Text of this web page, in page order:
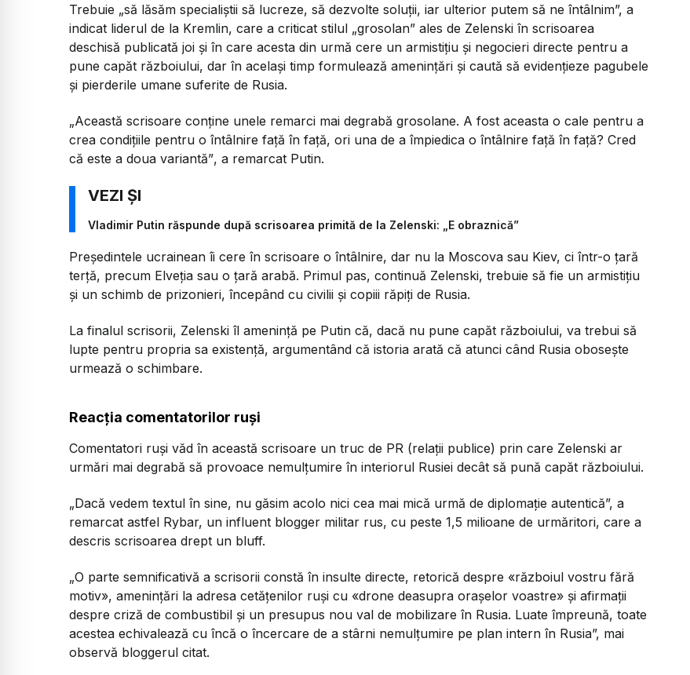
Trebuie „să lăsăm specialiștii să lucreze, să dezvolte soluții, iar ulterior putem să ne întâlnim”, a
indicat liderul de la Kremlin, care a criticat stilul „grosolan” ales de Zelenski în scrisoarea
deschisă publicată joi și în care acesta din urmă cere un armistițiu și negocieri directe pentru a
pune capăt războiului, dar în același timp formulează amenințări și caută să evidențieze pagubele
și pierderile umane suferite de Rusia.
„Această scrisoare conține unele remarci mai degrabă grosolane. A fost aceasta o cale pentru a
crea condițiile pentru o întâlnire față în față, ori una de a împiedica o întâlnire față în față? Cred
că este a doua variantă”, a remarcat Putin.
Vladimir Putin răspunde după scrisoarea primită de la Zelenski: „E obraznică”
Președintele ucrainean îi cere în scrisoare o întâlnire, dar nu la Moscova sau Kiev, ci într-o țară
terță, precum Elveția sau o țară arabă. Primul pas, continuă Zelenski, trebuie să fie un armistițiu
și un schimb de prizonieri, începând cu civilii și copiii răpiți de Rusia.
La finalul scrisorii, Zelenski îl amenință pe Putin că, dacă nu pune capăt războiului, va trebui să
lupte pentru propria sa existență, argumentând că istoria arată că atunci când Rusia obosește
urmează o schimbare.
Reacția comentatorilor ruși
Comentatori ruși văd în această scrisoare un truc de PR (relații publice) prin care Zelenski ar
urmări mai degrabă să provoace nemulțumire în interiorul Rusiei decât să pună capăt războiului.
„Dacă vedem textul în sine, nu găsim acolo nici cea mai mică urmă de diplomație autentică”, a
remarcat astfel Rybar, un influent blogger militar rus, cu peste 1,5 milioane de urmăritori, care a
descris scrisoarea drept un bluff.
„O parte semnificativă a scrisorii constă în insulte directe, retorică despre «războiul vostru fără
motiv», amenințări la adresa cetățenilor ruși cu «drone deasupra orașelor voastre» și afirmații
despre criză de combustibil și un presupus nou val de mobilizare în Rusia. Luate împreună, toate
acestea echivalează cu încă o încercare de a stârni nemulțumire pe plan intern în Rusia”, mai
observă bloggerul citat.